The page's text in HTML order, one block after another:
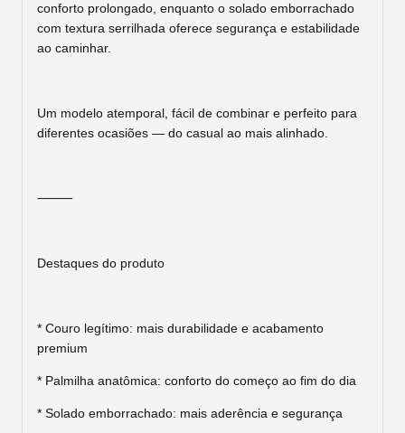
conforto prolongado, enquanto o solado emborrachado
com textura serrilhada oferece segurança e estabilidade
ao caminhar.
Um modelo atemporal, fácil de combinar e perfeito para
diferentes ocasiões — do casual ao mais alinhado.
⸻
Destaques do produto
* Couro legítimo: mais durabilidade e acabamento
premium
* Palmilha anatômica: conforto do começo ao fim do dia
* Solado emborrachado: mais aderência e segurança